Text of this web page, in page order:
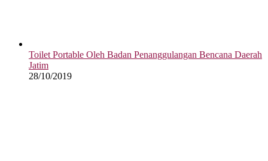
Toilet Portable Oleh Badan Penanggulangan Bencana Daerah
Jatim
28/10/2019